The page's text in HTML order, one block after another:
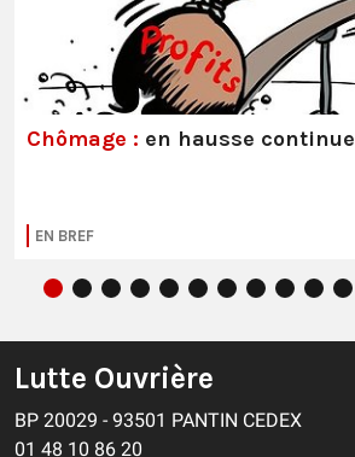
Chômage : en hausse continue
EN BREF
Lutte Ouvrière
BP 20029 - 93501 PANTIN CEDEX
01 48 10 86 20